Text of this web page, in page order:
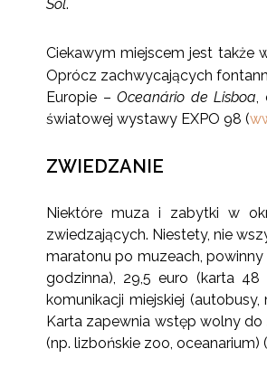
Sol.
Ciekawym miejscem jest także
Oprócz zachwycających
Europie –Oceanário de Lisboa
światowej wystawy EXPO 98 (
ZWIEDZANIE
Niektóre muza i zabytki w
zwiedzających. Niestety, nie
maratonu po muzeach,
godzinna), 29,5 euro (karta
komunikacji miejskiej
Karta zapewnia wstęp wolny
(np. lizbońskie zoo, oceanarium) (